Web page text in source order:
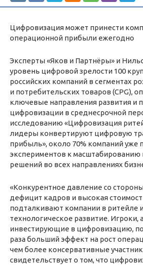
Цифровизация может принести
операционной прибыли ежегодно
Эксперты «Яков и Партнёры» и
уровень цифровой зрелости 100
российских компаний в сегментах
и потребительских товаров (CPG),
ключевые направления развития и
цифровизации в среднесрочной
исследованию «Цифровизация
лидеры конвертируют цифровую
прибыль», около 70% компаний уже
экспериментов к
решений во всех направлениях
«Конкурентное давление со
дефицит кадров и высокая
подталкивают компании в ритейле и
технологическое развитие. Игроки,
инвестирующие в цифровизацию,
раза больший эффект на рост
чем более консервативные
свидетельствует о том, что